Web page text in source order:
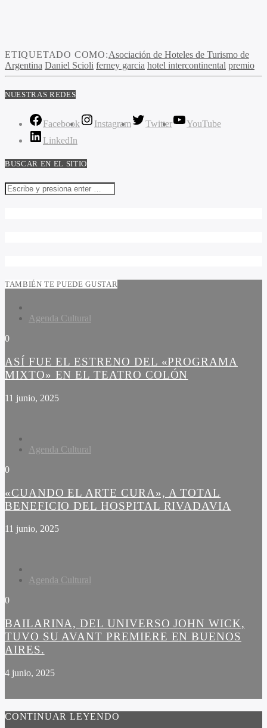
ETIQUETADO COMO:Asociación de Hoteles de Turismo de
Argentina Daniel Scioli ferney garcia hotel intercontinental premio
NUESTRAS REDES
Facebook Instagram Twitter
YouTube
LinkedIn
BUSCAR EN EL SITIO
TAMBIÉN TE PUEDE GUSTAR
Agenda Cultural
0
ASÍ FUE EL ESTRENO DEL «PROGRAMA
MIXTO» EN EL TEATRO COLÓN
11 junio, 2025
Agenda Cultural
0
«CUANDO EL ARTE CURA», A TOTAL
BENEFICIO DEL HOSPITAL RIVADAVIA
11 junio, 2025
Agenda Cultural
0
BAILARINA, DEL UNIVERSO JOHN WICK,
TUVO SU AVANT PREMIERE EN BUENOS
AIRES.
4 junio, 2025
CONTINUAR LEYENDO